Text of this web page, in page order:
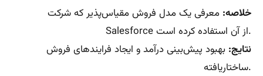
خلاصه: معرفی یک مدل فروش مقیاس‌پذیر که شرکت
Salesforce از آن استفاده کرده است.
نتایج: بهبود پیش‌بینی درآمد و ایجاد فرایندهای فروش
ساختاریافته.